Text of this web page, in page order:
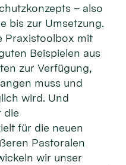
– also
bis zur Umsetzung.
Praxistoolbox mit
Beispielen aus
zur Verfügung,
muss und
wird. Und
die
für die neuen
Pastoralen
wir unser